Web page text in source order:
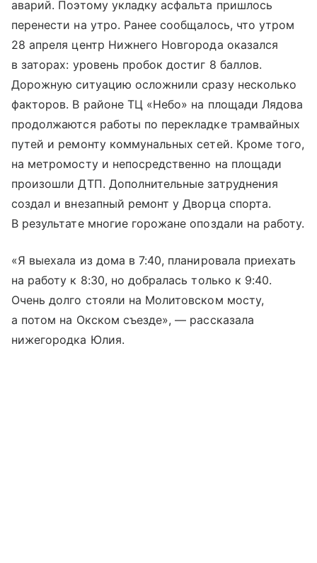
аварий. Поэтому укладку асфальта пришлось
перенести на утро. Ранее сообщалось, что утром
28 апреля центр Нижнего Новгорода оказался
в заторах: уровень пробок достиг 8 баллов.
Дорожную ситуацию осложнили сразу несколько
факторов. В районе ТЦ «Небо» на площади Лядова
продолжаются работы по перекладке трамвайных
путей и ремонту коммунальных сетей. Кроме того,
на метромосту и непосредственно на площади
произошли ДТП. Дополнительные затруднения
создал и внезапный ремонт у Дворца спорта.
В результате многие горожане опоздали на работу.
«Я выехала из дома в 7:40, планировала приехать
на работу к 8:30, но добралась только к 9:40.
Очень долго стояли на Молитовском мосту,
а потом на Окском съезде», — рассказала
нижегородка Юлия.